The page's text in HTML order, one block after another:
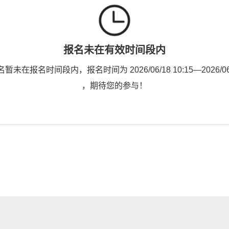
报名未在有效时间段内
暂未在报名时间段内，报名时间为 2026/06/18 10:15—2026/
，期待您的参与！